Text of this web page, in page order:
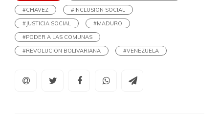
#CHAVEZ
#INCLUSION SOCIAL
#JUSTICIA SOCIAL
#MADURO
#PODER A LAS COMUNAS
#REVOLUCION BOLIVARIANA
#VENEZUELA